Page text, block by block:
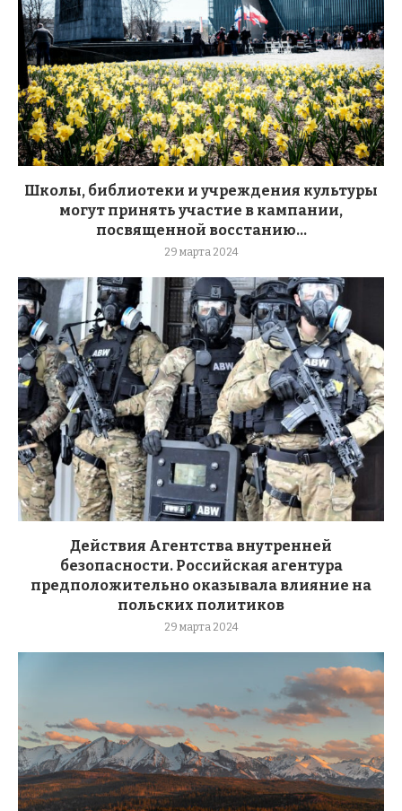
Школы, библиотеки и учреждения культуры
могут принять участие в кампании,
посвященной восстанию...
29 марта 2024
Действия Агентства внутренней
безопасности. Российская агентура
предположительно оказывала влияние на
польских политиков
29 марта 2024